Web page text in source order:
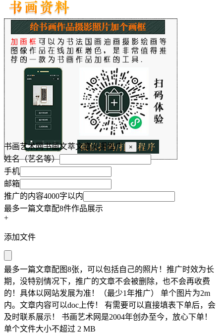
书画艺术网书画文萃文章火爆推广 ×
姓名（艺名等）
手机
邮箱
推广的内容4000字以内
最多一篇文章配8件作品展示
+
添加文件
最多一篇文章配图8张，可以包括自己的照片！推广时效为长
期，没特别情况下，推广的文章不会被删除，也不会再收费
的！具体以网站发展为准！（最少1年推广） 单个图片为2m
内。文章内容可以doc上传！ 有需要可以直接填表下单后，会
及时联系展示！ 书画艺术网是2004年创办至今，放心下单！
单个文件大小不超过 2 MB